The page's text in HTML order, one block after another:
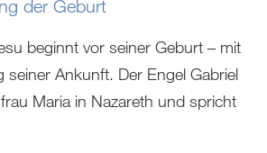
der Geburt
beginnt vor seiner Geburt – mit
seiner Ankunft. Der Engel Gabriel
Maria in Nazareth und spricht